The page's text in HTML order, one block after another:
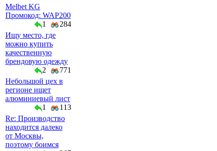
Melbet KG
Промокод: WAP200
1
284
Ищу место, где
можно купить
качественную
брендовую одежду
2
771
Небольшой цех в
регионе ищет
алюминиевый лист
1
113
Re: Производство
находится далеко
от Москвы,
поэтому боимся